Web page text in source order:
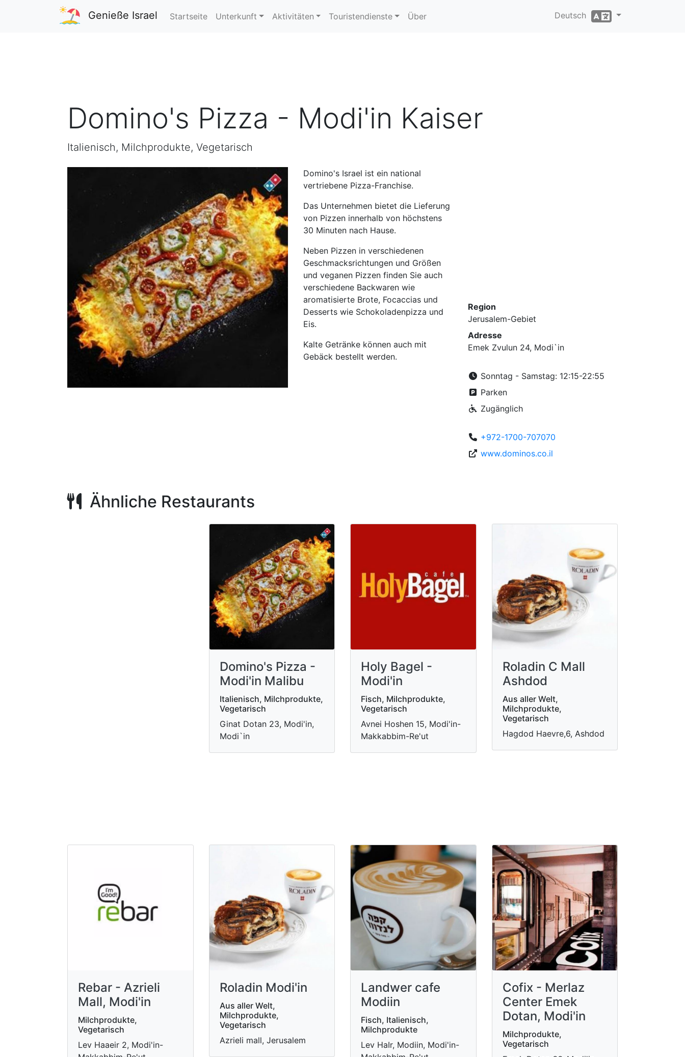
Genieße Israel Startseite Unterkunft Aktivitäten Touristendienste Über Deutsch
Domino's Pizza - Modi'in Kaiser
Italienisch, Milchprodukte, Vegetarisch
Domino's Israel ist ein national
vertriebene Pizza-Franchise.
Das Unternehmen bietet die Lieferung
von Pizzen innerhalb von höchstens
30 Minuten nach Hause.
Neben Pizzen in verschiedenen
Geschmacksrichtungen und Größen
und veganen Pizzen finden Sie auch
verschiedene Backwaren wie
aromatisierte Brote, Focaccias und
Desserts wie Schokoladenpizza und
Eis.
Kalte Getränke können auch mit
Gebäck bestellt werden.
Region
Jerusalem-Gebiet
Adresse
Emek Zvulun 24, Modi`in
Sonntag - Samstag: 12:15-22:55
Parken
Zugänglich
+972-1700-707070
www.dominos.co.il
Ähnliche Restaurants
Domino's Pizza -
Modi'in Malibu
Italienisch, Milchprodukte,
Vegetarisch
Ginat Dotan 23, Modi'in,
Modi`in
Holy Bagel -
Modi'in
Fisch, Milchprodukte,
Vegetarisch
Avnei Hoshen 15, Modi'in-
Makkabbim-Re'ut
Roladin C Mall
Ashdod
Aus aller Welt,
Milchprodukte,
Vegetarisch
Hagdod Haevre,6, Ashdod
Rebar - Azrieli
Mall, Modi'in
Milchprodukte,
Vegetarisch
Lev Haaeir 2, Modi'in-
Roladin Modi'in
Aus aller Welt,
Milchprodukte,
Vegetarisch
Azrieli mall, Jerusalem
Landwer cafe
Modiin
Fisch, Italienisch,
Milchprodukte
Lev HaIr, Modiin, Modi'in-
Cofix - Merlaz
Center Emek
Dotan, Modi'in
Milchprodukte,
Vegetarisch